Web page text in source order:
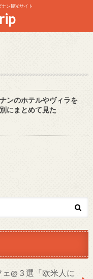
ン観光サイト
ンのホテルやヴィラを
にまとめて見た
@３選『欧米人に